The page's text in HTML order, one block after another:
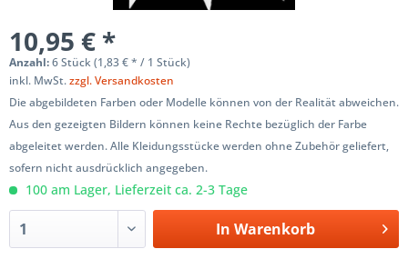
10,95 € *
Anzahl:6 Stück (1,83 € * / 1 Stück)
inkl. MwSt.zzgl. Versandkosten
Die abgebildeten Farben oder Modelle können von der Realität abweichen.
Aus den gezeigten Bildern können keine Rechte bezüglich der Farbe
abgeleitet werden. Alle Kleidungsstücke werden ohne Zubehör geliefert,
sofern nicht ausdrücklich angegeben.
100 am Lager, Lieferzeit ca. 2-3 Tage
In Warenkorb